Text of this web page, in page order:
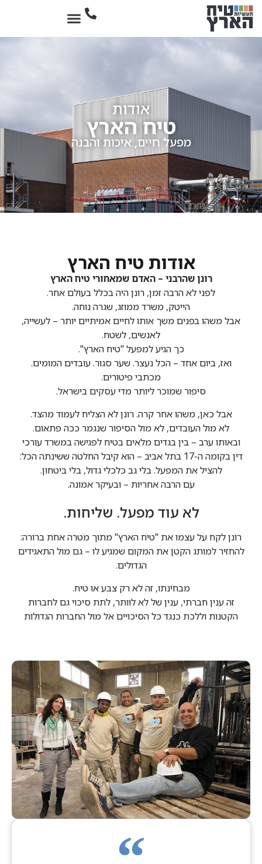
אודות
טיח הארץ
מפעל חיים, איכות והבנה
אודות טיח הארץ
רונן שהרבני – האדם שמאחורי טיח הארץ
לפני לא הרבה זמן, רונן היה בכלל בעולם אחר.
הייטק, משרד ממוזג, שגרה נוחה.
אבל משהו בפנים משך אותו לחיים אמיתיים יותר – לעשייה,
לאנשים, לשטח.
כך הגיע למפעל "טיח הארץ".
ואז, ביום אחד – הכל נעצר. שער סגור. עובדים המומים.
מכתבי פיטורים.
סיפור שמוכר ליותר מדי עסקים בישראל.
אבל כאן, משהו אחר קרה. רונן לא הצליח לעמוד מהצד.
לא מול העובדים, לא מול הסיפור שנגמר ככה פתאום.
ובאותו ערב – בין בגדים מלאים בטיח לפגישה במשרד עורכי
דין בקומה ה-17 בתל אביב – הוא קיבל החלטה ששינתה הכל:
להציל את המפעל. בלי גב כלכלי גדול, בלי ביטחון.
עם הרבה אחריות – ובעיקר אמונה.
לא עוד מפעל. שליחות.
רונן לקח על עצמו את "טיח הארץ" מתוך מטרה אחת ברורה:
להחזיר למותג הקטן את המקום שמגיע לו – גם מול התאגידים
הגדולים.
מבחינתו, זה לא רק צבע או טיח.
זה ענין חברתי, ענין של לא לוותר, לתת סיכוי גם לחברות
הקטנות וללכת כנגד כל הסיכויים אל מול החברות הגדולות